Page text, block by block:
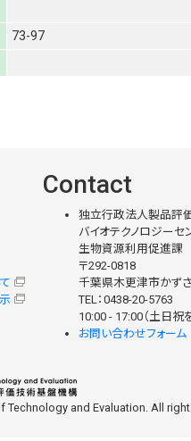
73-97
Contact
独立行政法人製品評価
バイオテクノロジーセ
生物資源利用促進課
〒292-0818
千葉県木更津市かず
TEL：0438-20-5763
10:00 - 17:00（土日祝を
お問い合わせフォーム
and Evaluation. All